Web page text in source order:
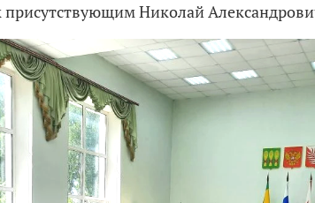
присутствующим Николай